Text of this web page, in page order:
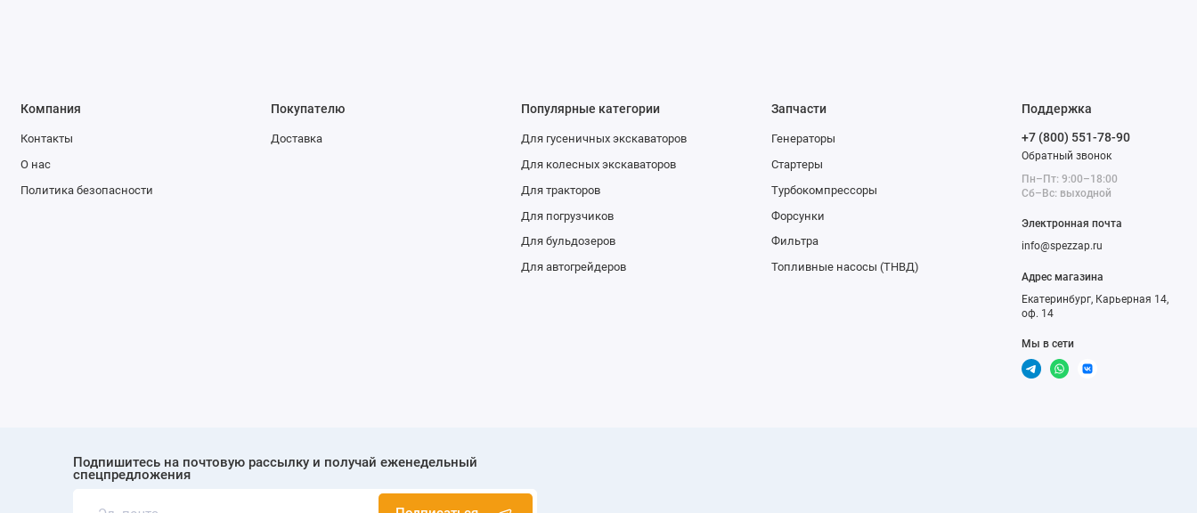
Компания
Контакты
О нас
Политика безопасности
Покупателю
Доставка
Популярные категории
Для гусеничных экскаваторов
Для колесных экскаваторов
Для тракторов
Для погрузчиков
Для бульдозеров
Для автогрейдеров
Запчасти
Генераторы
Стартеры
Турбокомпрессоры
Форсунки
Фильтра
Топливные насосы (ТНВД)
Поддержка
+7 (800) 551-78-90
Обратный звонок
Пн–Пт: 9:00–18:00
Сб–Вс: выходной
Электронная почта
info@spezzap.ru
Адрес магазина
Екатеринбург, Карьерная 14,
оф. 14
Мы в сети
Подпишитесь на почтовую рассылку и получай еженедельный
спецпредложения